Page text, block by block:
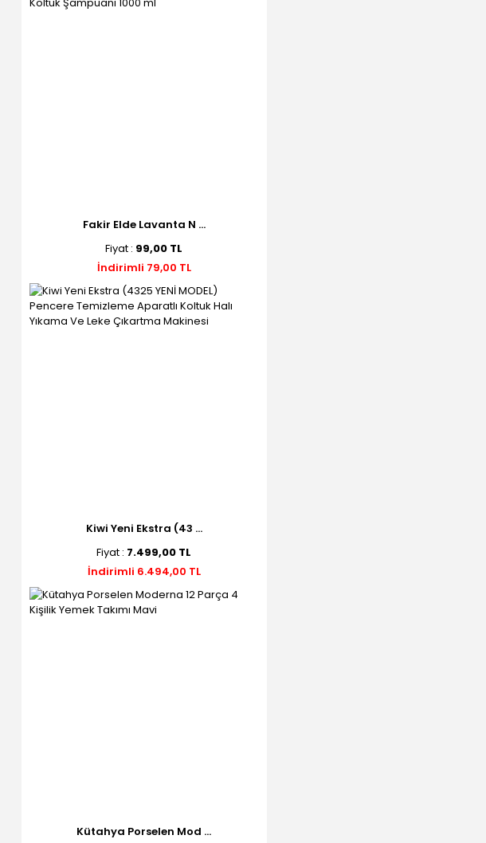
Fakir Elde Lavanta N ...
Fiyat : 99,00 TL
İndirimli 79,00 TL
Kiwi Yeni Ekstra (43 ...
Fiyat : 7.499,00 TL
İndirimli 6.494,00 TL
Kütahya Porselen Mod ...